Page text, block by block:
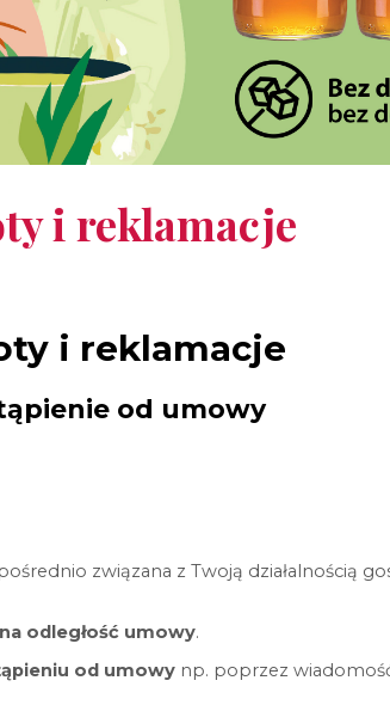
i reklamacje
i reklamacje
od umowy
związana z Twoją działalnością
odległość umowy.
od umowynp. poprzez